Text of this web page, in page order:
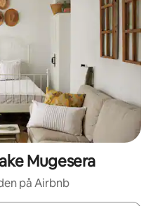
Mugesera
på Airbnb